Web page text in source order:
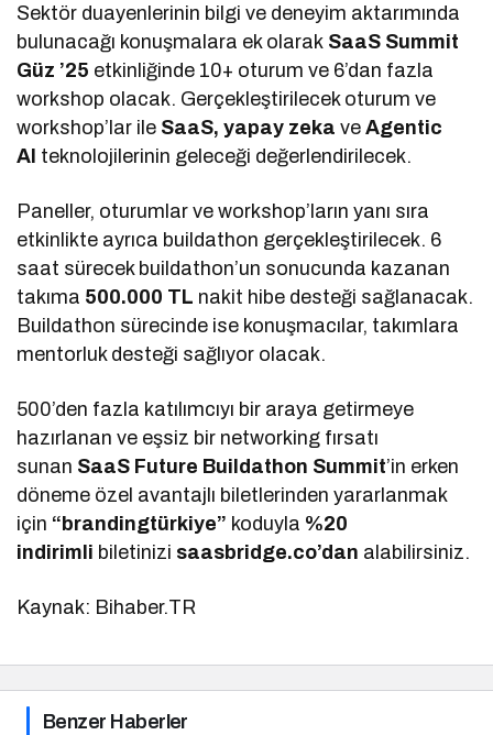
Sektör duayenlerinin bilgi ve deneyim aktarımında
bulunacağı konuşmalara ek olarak SaaS Summit
Güz ’25 etkinliğinde 10+ oturum ve 6’dan fazla
workshop olacak. Gerçekleştirilecek oturum ve
workshop’lar ile SaaS, yapay zekaveAgentic
AI teknolojilerinin geleceği değerlendirilecek.
Paneller, oturumlar ve workshop’ların yanı sıra
etkinlikte ayrıca buildathon gerçekleştirilecek. 6
saat sürecek buildathon’un sonucunda kazanan
takıma 500.000 TL nakit hibe desteği sağlanacak.
Buildathon sürecinde ise konuşmacılar, takımlara
mentorluk desteği sağlıyor olacak.
500’den fazla katılımcıyı bir araya getirmeye
hazırlanan ve eşsiz bir networking fırsatı
sunan SaaS Future Buildathon Summit’in erken
döneme özel avantajlı biletlerinden yararlanmak
için “brandingtürkiye” koduyla %20
indirimli biletinizi saasbridge.co’dan alabilirsiniz.
Kaynak: Bihaber.TR
Benzer Haberler